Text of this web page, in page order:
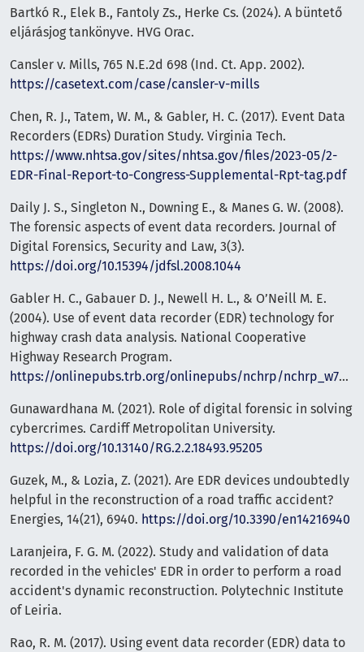
Bartkó R., Elek B., Fantoly Zs., Herke Cs. (2024). A büntető
eljárásjog tankönyve. HVG Orac.
Cansler v. Mills, 765 N.E.2d 698 (Ind. Ct. App. 2002).
https://casetext.com/case/cansler-v-mills
Chen, R. J., Tatem, W. M., & Gabler, H. C. (2017). Event Data
Recorders (EDRs) Duration Study. Virginia Tech.
https://www.nhtsa.gov/sites/nhtsa.gov/files/2023-05/2-
EDR-Final-Report-to-Congress-Supplemental-Rpt-tag.pdf
Daily J. S., Singleton N., Downing E., & Manes G. W. (2008).
The forensic aspects of event data recorders. Journal of
Digital Forensics, Security and Law, 3(3).
https://doi.org/10.15394/jdfsl.2008.1044
Gabler H. C., Gabauer D. J., Newell H. L., & O’Neill M. E.
(2004). Use of event data recorder (EDR) technology for
highway crash data analysis. National Cooperative
Highway Research Program.
https://onlinepubs.trb.org/onlinepubs/nchrp/nchrp_w75.pdf
Gunawardhana M. (2021). Role of digital forensic in solving
cybercrimes. Cardiff Metropolitan University.
https://doi.org/10.13140/RG.2.2.18493.95205
Guzek, M., & Lozia, Z. (2021). Are EDR devices undoubtedly
helpful in the reconstruction of a road traffic accident?
Energies, 14(21), 6940. https://doi.org/10.3390/en14216940
Laranjeira, F. G. M. (2022). Study and validation of data
recorded in the vehicles' EDR in order to perform a road
accident's dynamic reconstruction. Polytechnic Institute
of Leiria.
Rao, R. M. (2017). Using event data recorder (EDR) data to